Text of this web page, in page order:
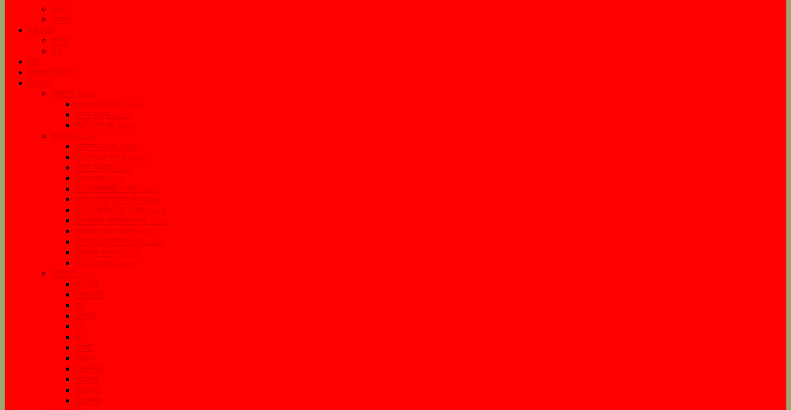
গদ্য
প্রবন্ধ
কচি-কাঁচা
কবিতা
গল্প
কৃষি
বানিজ্য/বিনিয়োগ
সংরক্ষণ
সংরক্ষণ ২০১৮
রথ যাত্রা সংখ্যা ২০১৮
শারদ সংখ্যা ২০১৮
বড়দিন সংখ্যা ২০১৮
সংরক্ষণ ২০১৯
বইমেলা সংখ্যা ২০১৯
দোলযাত্রা সংখ্যা ২০১৯
নববর্ষ সংখ্যা ২০১৯
মে সংখ্যা ২০১৯
জুন জামাইষষ্ঠী সংখ্যা ২০১৯
জুলাই রথযাত্রা সংখ্যা ২০১৯
আগস্ট রাখীপূর্ণিমা সংখ্যা ২০১৯
সেপ্টেম্বর মহালয়া সংখ্যা ২০১৯
অক্টোবর শারদ সংখ্যা ২০১৯
ডিসেম্বর বড়দিন সংখ্যা ২০১৯
নভেম্বর সংখ্যা ২০১৯
বড়দিন সংখ্যা ২০১৯
সংরক্ষণ ২০২০
জানুয়ারী
ফেব্রুয়ারী
মার্চ
এপ্রিল
মে
জুন
জুলাই
অগাস্ট
সেপ্টেম্বর
অক্টোবর
নভেম্বর
ডিসেম্বর